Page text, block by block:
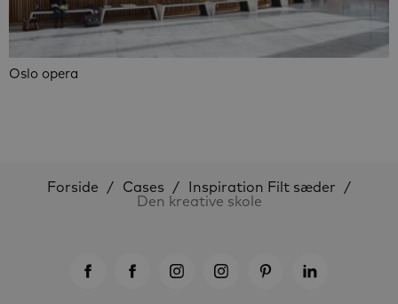
Oslo opera
Forside Cases
Inspiration Filt sæder
Den kreative skole